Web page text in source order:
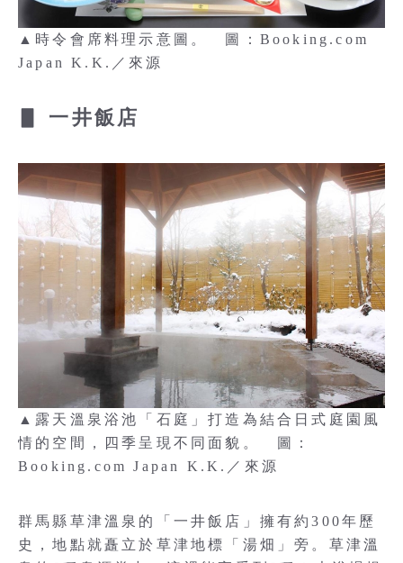
▲時令會席料理示意圖。 圖：Booking.com
Japan K.K.／來源
▋ 一井飯店
▲露天溫泉浴池「石庭」打造為結合日式庭園風
情的空間，四季呈現不同面貌。 圖：
Booking.com Japan K.K.／來源
群馬縣草津溫泉的「一井飯店」擁有約300年歷
史，地點就矗立於草津地標「湯畑」旁。草津溫